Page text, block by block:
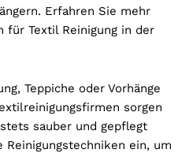
Erfahren Sie mehr
für Textil Reinigung in der
Teppiche oder Vorhänge
sorgen
sauber und gepflegt
ein, um